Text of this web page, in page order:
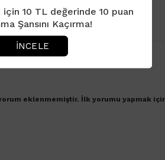
eklenmemiştir. İlk yorumu yapmak
için 10 TL değerinde 10 puan
Şansını Kaçırma!
İNCELE